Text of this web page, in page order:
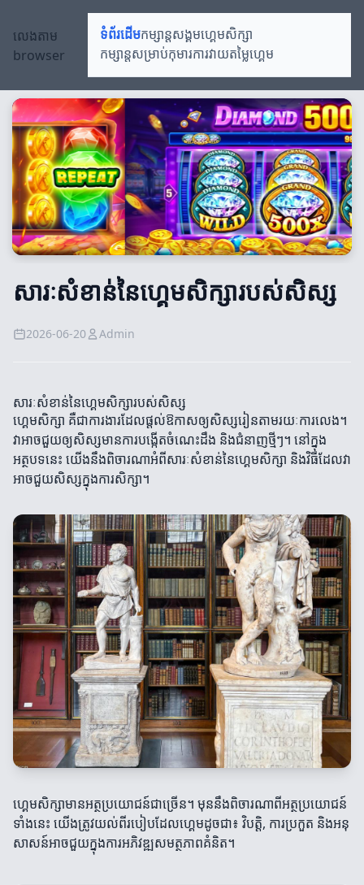
លេងតាម
browser
ទំព័រដើមកម្សាន្តសង្គមហ្គេមសិក្សា
កម្សាន្តសម្រាប់កុមារការវាយតម្លៃហ្គេម
សារៈសំខាន់នៃហ្គេមសិក្សារបស់សិស្ស
2026-06-20 Admin
សារៈសំខាន់នៃហ្គេមសិក្សារបស់សិស្ស
ហ្គេមសិក្សា គឺជាការងារដែលផ្តល់ឱកាសឲ្យសិស្សរៀនតាមរយៈការលេង។
វាអាចជួយឲ្យសិស្សមានការបង្កើតចំណេះដឹង និងជំនាញថ្មីៗ។ នៅក្នុង
អត្ថបទនេះ យើងនឹងពិចារណាអំពីសារៈសំខាន់នៃហ្គេមសិក្សា និងវិធីដែលវា
អាចជួយសិស្សក្នុងការសិក្សា។
ហ្គេមសិក្សាមានអត្ថប្រយោជន៍ជាច្រើន។ មុននឹងពិចារណាពីអត្ថប្រយោជន៍
ទាំងនេះ យើងត្រូវយល់ពីរបៀបដែលហ្គេមដូចជា៖ វិបត្តិ, ការប្រកួត និងអនុ
សាសន៍អាចជួយក្នុងការអភិវឌ្ឍសមត្ថភាពគំនិត។